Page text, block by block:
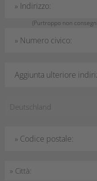
» Indirizzo:
(Purtroppo non
» Numero civico:
Aggiunta ulteriore
» Codice postale: